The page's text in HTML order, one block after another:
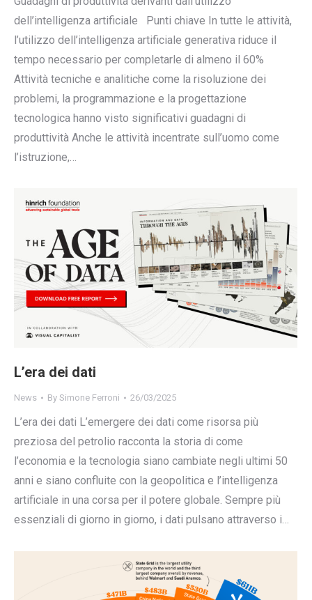
dell’intelligenza artificiale Punti chiave In tutte le attività,
l’utilizzo dell’intelligenza artificiale generativa riduce il
tempo necessario per completarle di almeno il 60%
Attività tecniche e analitiche come la risoluzione dei
problemi, la programmazione e la progettazione
tecnologica hanno visto significativi guadagni di
produttività Anche le attività incentrate sull’uomo come
l’istruzione,…
L’era dei dati
News By Simone Ferroni 26/03/2025
L’era dei dati L’emergere dei dati come risorsa più
preziosa del petrolio racconta la storia di come
l’economia e la tecnologia siano cambiate negli ultimi 50
anni e siano confluite con la geopolitica e l’intelligenza
artificiale in una corsa per il potere globale. Sempre più
essenziali di giorno in giorno, i dati pulsano attraverso i…